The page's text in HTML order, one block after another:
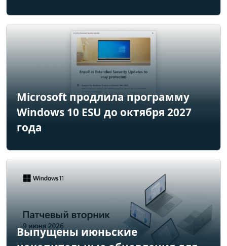
Microsoft продлила программу
Windows 10 ESU до октября 2027
года
Выпущены июньские